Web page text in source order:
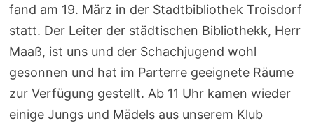
fand am 19. März in der Stadtbibliothek Troisdorf
statt. Der Leiter der städtischen Bibliothekk, Herr
Maaß, ist uns und der Schachjugend wohl
gesonnen und hat im Parterre geeignete Räume
zur Verfügung gestellt. Ab 11 Uhr kamen wieder
einige Jungs und Mädels aus unserem Klub